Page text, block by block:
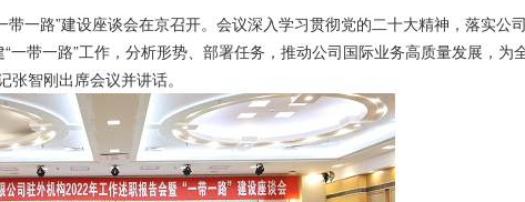
一路”建设座谈会在京召开。会议深入学习贯彻党的二十大精神，落实公
带一路”工作，分析形势、部署任务，推动公司国际业务高质量发展，为
智刚出席会议并讲话。